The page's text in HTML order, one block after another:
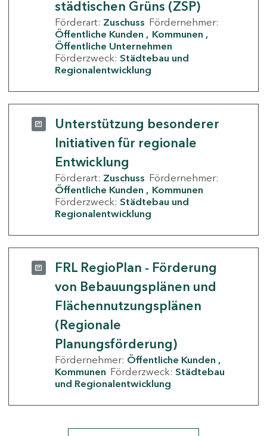
städtischen Grüns (ZSP)
Förderart: Zuschuss Fördernehmer:
Öffentliche Kunden
Kommunen
Öffentliche Unternehmen
Förderzweck: Städtebau und
Regionalentwicklung
Unterstützung besonderer
Initiativen für regionale
Entwicklung
Förderart: Zuschuss Fördernehmer:
Öffentliche Kunden
Kommunen
Förderzweck: Städtebau und
Regionalentwicklung
FRL RegioPlan - Förderung
von Bebauungsplänen und
Flächennutzungsplänen
(Regionale
Planungsförderung)
Fördernehmer: Öffentliche Kunden
Kommunen Förderzweck: Städtebau
und Regionalentwicklung